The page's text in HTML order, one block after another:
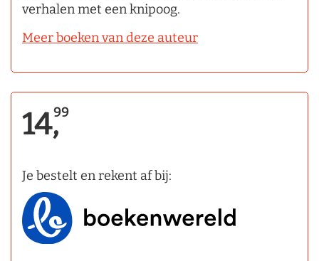
verhalen met een knipoog.
Meer boeken van deze auteur
14,99
Je bestelt en rekent af bij: